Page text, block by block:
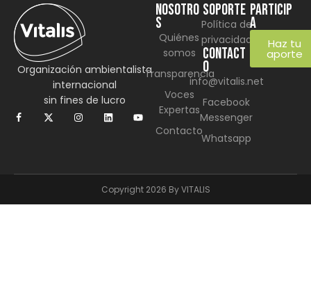
Organización ambientalista
internacional
sin fines de lucro
NOSOTRO
S
Quiénes
somos
Transparencia
Voces
Expertas
Contacto
SOPORTE
Política de
privacidad
CONTACT
O
info@vitalis.net
Facebook
Messenger
Whatsapp
Particip
a
Haz tu
aporte
Copyright 2026 By VITALIS